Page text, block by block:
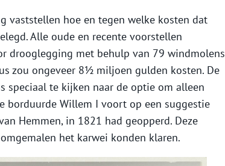
vaststellen hoe en tegen welke kosten dat
Alle oude en recente voorstellen
drooglegging met behulp van 79 windmolens
zou ongeveer 8½ miljoen gulden kosten. De
speciaal te kijken naar de optie om alleen
borduurde Willem I voort op een suggestie
Hemmen, in 1821 had geopperd. Deze
het karwei konden klaren.